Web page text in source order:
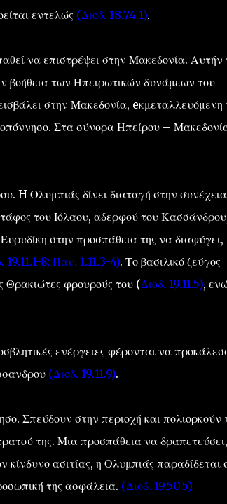
εντελώς (Διοδ. 18.74.1).
να επιστρέψει στην Μακεδονία. Αυτήν
βοήθεια των Ηπειρωτικών δυνάμεων του
στην Μακεδονία, eκμεταλλευόμενη
Στα σύνορα Ηπείρου –
H Ολυμπιάς δίνει διαταγή στην
του Ιόλαου, αδερφού του
στην προσπάθεια της να διαφύγει,
19.11.1-8; Παυ. 1.11.3-4). Το βασιλικό ζεύγος
Θρακιώτες φρουρούς του (Διοδ. 19.11.5),
ενέργειες φέρονται να
(Διοδ. 19.11.9).
Σπεύδουν στην περιοχή και πολιορκούν
της. Μια προσπάθεια να δραπετεύσει,
κίνδυνο ασιτίας, η Ολυμπιάς παραδίδεται
της ασφάλεια. (Διοδ. 19.50.5).